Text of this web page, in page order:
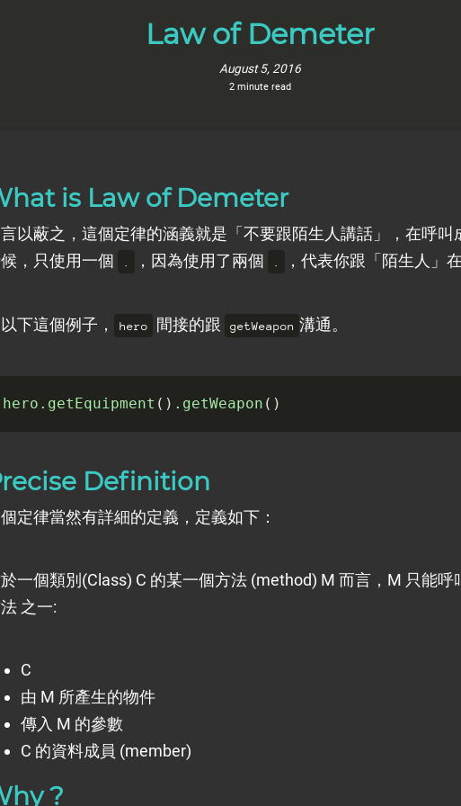
Law of Demeter
August 5, 2016
2 minute read
is Law of Demeter
以蔽之，這個定律的涵義就是「不要跟陌生人講話」，在呼叫
，只使用一個
，因為使用了兩個 ，代表你跟「陌生人」
下這個例子， hero 間接的跟 getWeapon 溝通。
hero .getEquipment () .getWeapon
Definition
定律當然有詳細的定義，定義如下：
一個類別(Class) C 的某一個方法 (method) M 而言，M 只能呼
之一:
C
由 M 所產生的物件
傳入 M 的參數
C 的資料成員 (member)
?